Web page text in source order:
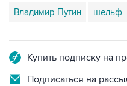
Владимир Путин шельф
Купить подписку на
Подписаться на